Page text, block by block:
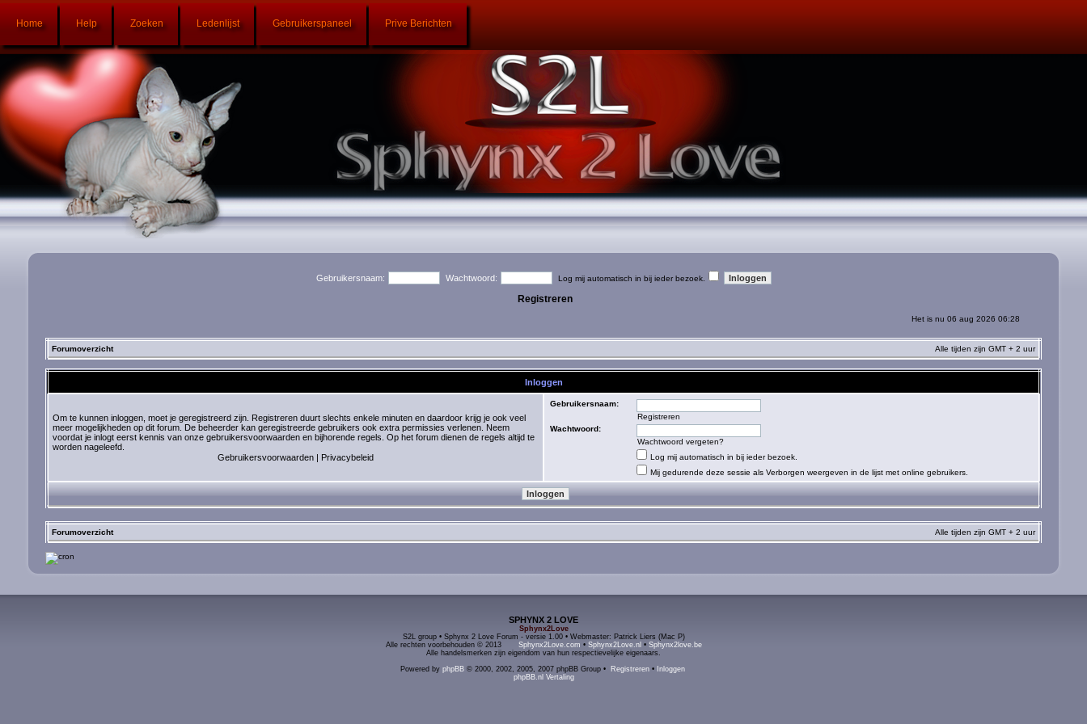
Home Help Zoeken Ledenlijst Gebruikerspaneel Prive Berichten
Gebruikersnaam: Wachtwoord: Log mij automatisch in bij ieder bezoek.
Registreren
Het is nu 06 aug 2026 06:28
Forumoverzicht Alle tijden zijn GMT + 2 uur
Inloggen
Om te kunnen inloggen, moet je geregistreerd zijn. Registreren duurt slechts enkele minuten en daardoor krijg je ook veel
meer mogelijkheden op dit forum. De beheerder kan geregistreerde gebruikers ook extra permissies verlenen. Neem
voordat je inlogt eerst kennis van onze gebruikersvoorwaarden en bijhorende regels. Op het forum dienen de regels altijd te
worden nageleefd.
Gebruikersvoorwaarden | Privacybeleid
Gebruikersnaam:
Registreren
Wachtwoord:
Wachtwoord vergeten?
Log mij automatisch in bij ieder bezoek.
Mij gedurende deze sessie als Verborgen weergeven in de lijst met online gebruikers.
Forumoverzicht Alle tijden zijn GMT + 2 uur
SPHYNX 2 LOVE
Sphynx2Love
S2L group • Sphynx 2 Love Forum - versie 1.00 • Webmaster: Patrick Liers (Mac P)
Alle rechten voorbehouden © 2013 Sphynx2Love.com • Sphynx2Love.nl • Sphynx2love.be
Alle handelsmerken zijn eigendom van hun respectievelijke eigenaars.
Powered by phpBB© 2000, 2002, 2005, 2007 phpBB Group • Registreren• Inloggen
phpBB.nl Vertaling